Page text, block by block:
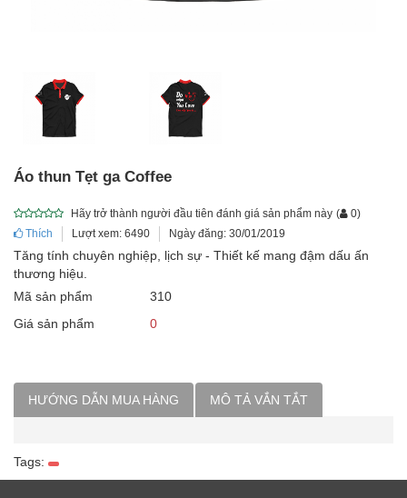
Áo thun Tẹt ga Coffee
Hãy trở thành người đầu tiên đánh giá sản phẩm này ( 0)
Thích
Lượt xem: 6490 Ngày đăng: 30/01/2019
Tăng tính chuyên nghiệp, lịch sự - Thiết kế mang đậm dấu ấn
thương hiệu.
Mã sản phẩm
310
Giá sản phẩm
0
HƯỚNG DẪN MUA HÀNG MÔ TẢ VẮN TẮT
Tags: